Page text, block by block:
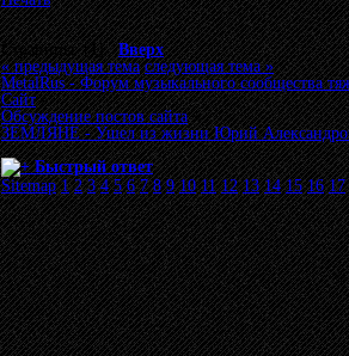
Страницы: [1]Вверх
« предыдущая тема следующая тема »
MetalRus - Форум музыкального сообщества
Сайт»
Обсуждение постов сайта»
ЗЕМЛЯНЕ - Ушел из жизни Юрий
Быстрый ответ
Sitemap 1 2 3 4 5 6 7 8 9 10 11 12 13 14 15 16 17
©